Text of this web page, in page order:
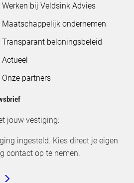
Werken bij Veldsink Advies
Maatschappelijk ondernemen
Transparant beloningsbeleid
Actueel
Onze partners
jouw vestiging:
ingesteld. Kies direct je eigen
contact op te nemen.